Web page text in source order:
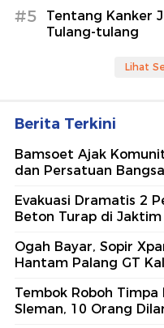
#5
Tentang Kanker
Tulang-tulang
Lihat
Berita Terkini
Bamsoet Ajak
dan Persatuan Bangsa
Evakuasi Dramatis 2
Beton Turap di Jaktim
Ogah Bayar, Sopir
Hantam Palang GT
Tembok Roboh
Sleman, 10 Orang